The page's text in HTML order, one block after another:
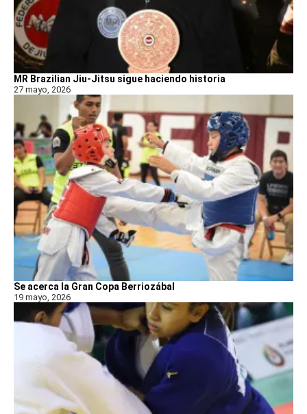
MR Brazilian Jiu-Jitsu sigue haciendo historia
27 mayo, 2026
Se acerca la Gran Copa Berriozábal
19 mayo, 2026